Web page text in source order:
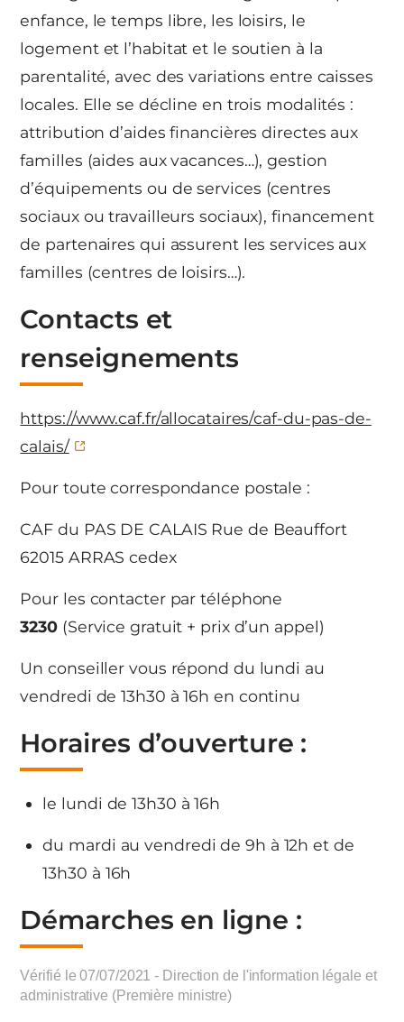
enfance, le temps libre, les loisirs, le
logement et l’habitat et le soutien à la
parentalité, avec des variations entre caisses
locales. Elle se décline en trois modalités :
attribution d’aides financières directes aux
familles (aides aux vacances…), gestion
d’équipements ou de services (centres
sociaux ou travailleurs sociaux), financement
de partenaires qui assurent les services aux
familles (centres de loisirs…).
Contacts et
renseignements
https://www.caf.fr/allocataires/caf-du-pas-de-
calais/
Pour toute correspondance postale :
CAF du PAS DE CALAIS Rue de Beauffort
62015 ARRAS cedex
Pour les contacter par téléphone
3230 (Service gratuit + prix d’un appel)
Un conseiller vous répond du lundi au
vendredi de 13h30 à 16h en continu
Horaires d’ouverture :
le lundi de 13h30 à 16h
du mardi au vendredi de 9h à 12h et de
13h30 à 16h
Démarches en ligne :
Vérifié le 07/07/2021 - Direction de l'information légale et
administrative (Première ministre)